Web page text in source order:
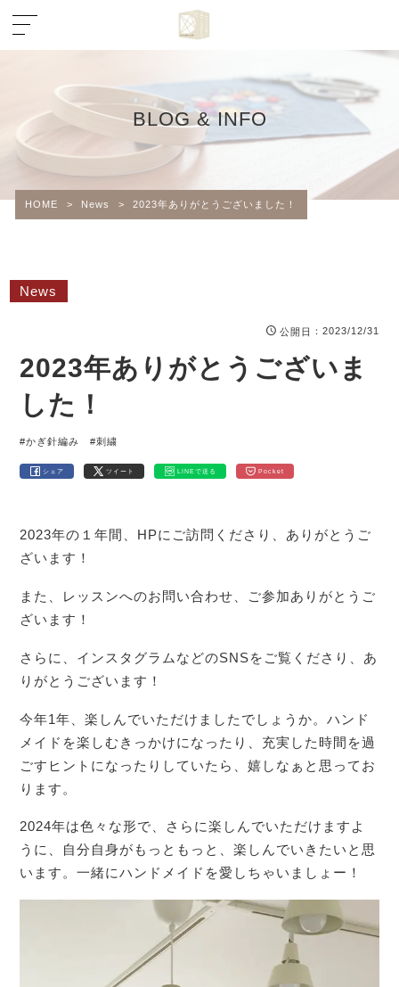
BLOG & INFO
HOME > News > 2023年ありがとうございました！
News
公開日 ：2023/12/31
2023年ありがとうございま
した！
#かぎ針編み #刺繍
シェア ツイート LINEで送る Pocket
2023年の１年間、HPにご訪問くださり、ありがとうご
ざいます！
また、レッスンへのお問い合わせ、ご参加ありがとうご
ざいます！
さらに、インスタグラムなどのSNSをご覧くださり、あ
りがとうございます！
今年1年、楽しんでいただけましたでしょうか。ハンド
メイドを楽しむきっかけになったり、充実した時間を過
ごすヒントになったりしていたら、嬉しなぁと思ってお
ります。
2024年は色々な形で、さらに楽しんでいただけますよ
うに、自分自身がもっともっと、楽しんでいきたいと思
います。一緒にハンドメイドを愛しちゃいましょー！